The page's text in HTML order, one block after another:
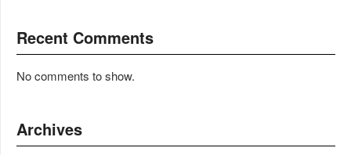
Recent Comments
No comments to show.
Archives